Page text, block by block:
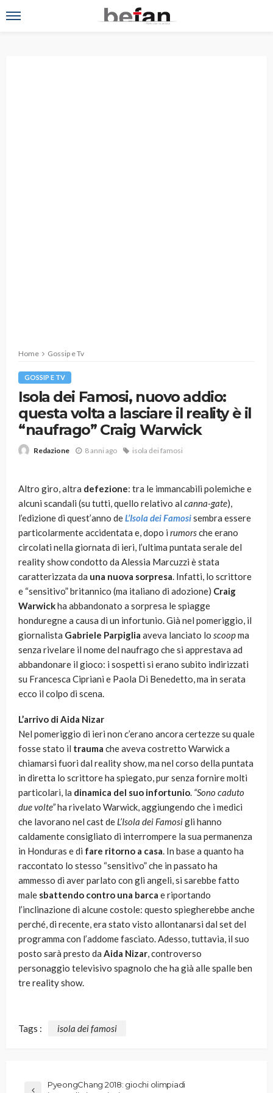
Home Gossip e Tv
GOSSIP E TV
Isola dei Famosi, nuovo addio:
questa volta a lasciare il reality è il
“naufrago” Craig Warwick
Redazione 8 anni ago isola dei famosi
Altro giro, altra defezione: tra le immancabili polemiche e
alcuni scandali (su tutti, quello relativo al canna-gate),
l’edizione di quest’anno deL’Isola dei Famosisembra essere
particolarmente accidentata e, dopo i rumorsche erano
circolati nella giornata di ieri, l’ultima puntata serale del
reality show condotto da Alessia Marcuzzi è stata
caratterizzata da una nuova sorpresa. Infatti, lo scrittore
e “sensitivo” britannico (ma italiano di adozione) Craig
Warwickha abbandonato a sorpresa le spiagge
honduregne a causa di un infortunio. Già nel pomeriggio, il
giornalista Gabriele Parpiglia aveva lanciato lo scoopma
senza rivelare il nome del naufrago che si apprestava ad
abbandonare il gioco: i sospetti si erano subito indirizzati
su Francesca Cipriani e Paola Di Benedetto, ma in serata
ecco il colpo di scena.
L’arrivo di Aida Nizar
Nel pomeriggio di ieri non c’erano ancora certezze su quale
fosse stato il trauma che aveva costretto Warwick a
chiamarsi fuori dal reality show, ma nel corso della puntata
in diretta lo scrittore ha spiegato, pur senza fornire molti
particolari, la dinamica del suo infortunio. “Sono caduto
due volte”ha rivelato Warwick, aggiungendo che i medici
che lavorano nel cast de L’Isola dei Famosigli hanno
caldamente consigliato di interrompere la sua permanenza
in Honduras e di fare ritorno a casa. In base a quanto ha
raccontato lo stesso “sensitivo” che in passato ha
ammesso di aver parlato con gli angeli, si sarebbe fatto
male sbattendo contro una barca e riportando
l’inclinazione di alcune costole: questo spiegherebbe anche
perché, di recente, era stato visto allontanarsi dal set del
programma con l’addome fasciato. Adesso, tuttavia, il suo
posto sarà presto da Aida Nizar, controverso
personaggio televisivo spagnolo che ha già alle spalle ben
tre reality show.
Tags : isola dei famosi
PyeongChang 2018: giochi olimpiadi